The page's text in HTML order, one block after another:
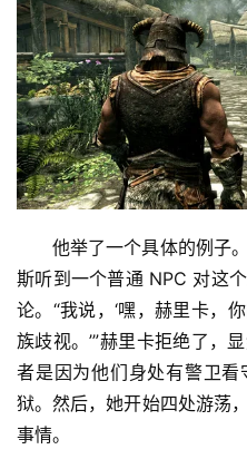
他举了一个具体的例子
斯听到一个普通 NPC 对这
论。“我说，‘嘿，赫里卡，
族歧视。’”赫里卡拒绝了，
者是因为他们身处有警卫
狱。然后，她开始四处游荡
事情。